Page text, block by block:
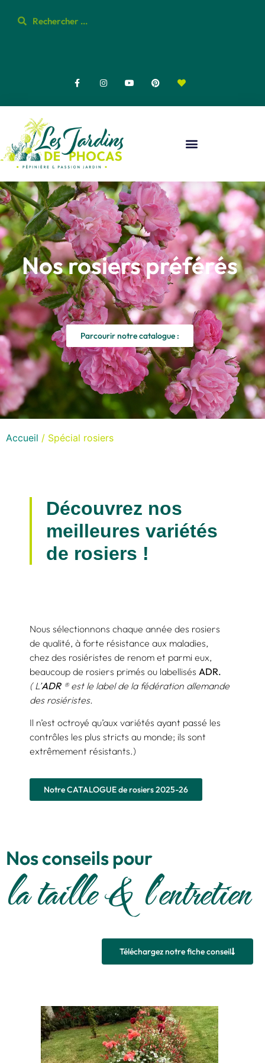
Nos rosiers préférés
Parcourir notre catalogue :
Accueil / Spécial rosiers
Découvrez nos
meilleures variétés
de rosiers !
Nous sélectionnons chaque année des rosiers
de qualité, à forte résistance aux maladies,
chez des rosiéristes de renom et parmi eux,
beaucoup de rosiers primés ou labellisés ADR.
( L’ADR® est le label de la fédération allemande
des rosiéristes.
Il n’est octroyé qu’aux variétés ayant passé les
contrôles les plus stricts au monde; ils sont
extrêmement résistants.)
Notre CATALOGUE de rosiers 2025-26
Nos conseils pour
la taille & l'entretien
Téléchargez notre fiche conseil